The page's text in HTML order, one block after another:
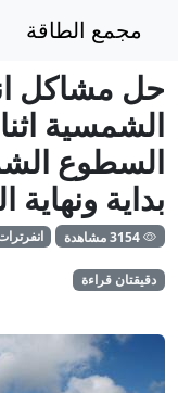
مجمع الطاقة
حل مشاكل
الشمسية
السطوع
بداية ونهاية
3154 مشاهدة
دقيقتان قراءة